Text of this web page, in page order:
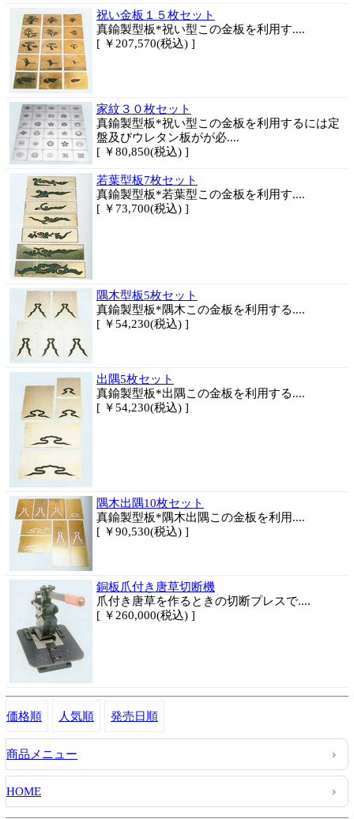
祝い金板１５枚セット
真鍮製型板*祝い型この金板を利用す....
[ ￥207,570(税込) ]
家紋３０枚セット
真鍮製型板*祝い型この金板を利用するには定
盤及びウレタン板がが必....
[ ￥80,850(税込) ]
若葉型板7枚セット
真鍮製型板*若葉型この金板を利用す....
[ ￥73,700(税込) ]
隅木型板5枚セット
真鍮製型板*隅木この金板を利用する....
[ ￥54,230(税込) ]
出隅5枚セット
真鍮製型板*出隅この金板を利用する....
[ ￥54,230(税込) ]
隅木出隅10枚セット
真鍮製型板*隅木出隅この金板を利用....
[ ￥90,530(税込) ]
銅板爪付き唐草切断機
爪付き唐草を作るときの切断プレスで....
[ ￥260,000(税込) ]
価格順 人気順 発売日順
商品メニュー
HOME